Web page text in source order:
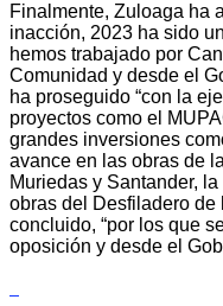
Finalmente, Zuloaga ha
inacción, 2023 ha sido
hemos trabajado por
Comunidad y desde el
ha proseguido “con la
proyectos como el
grandes inversiones
avance en las obras de
Muriedas y Santander,
obras del Desfiladero de
concluido, “por los que
oposición y desde el